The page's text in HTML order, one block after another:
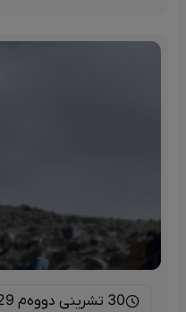
30 تشرینی دووەم 08:29